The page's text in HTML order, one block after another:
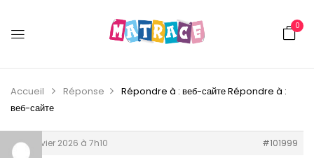
0
Accueil Réponse Répondre à : веб-сайтеRépondre à :
веб-сайте
10 janvier 2026 à 7h10
#101999